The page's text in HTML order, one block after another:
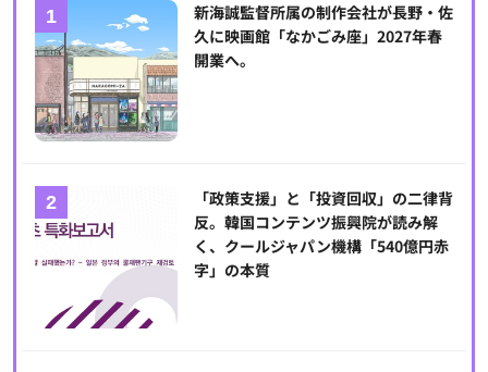
新海誠監督所属の制作会社が長野・佐
久に映画館「なかごみ座」2027年春
開業へ。
「政策支援」と「投資回収」の二律背
反。韓国コンテンツ振興院が読み解
く、クールジャパン機構「540億円赤
字」の本質